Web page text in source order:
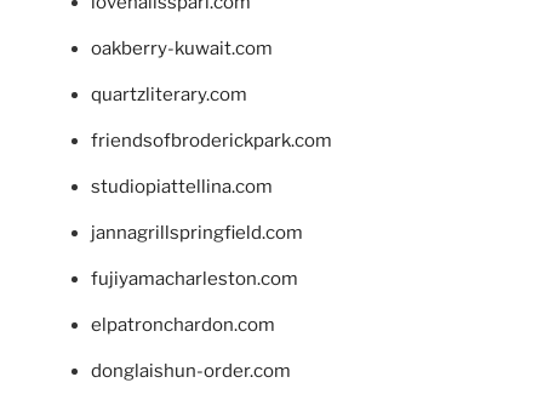
oakberry-kuwait.com
quartzliterary.com
friendsofbroderickpark.com
studiopiattellina.com
jannagrillspringfield.com
fujiyamacharleston.com
elpatronchardon.com
donglaishun-order.com